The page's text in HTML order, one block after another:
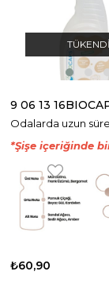
TÜKENDI
Odalarda uzun
*Şişe içeriğinde
₺60,90